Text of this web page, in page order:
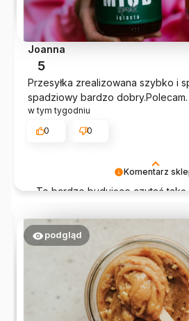
Komentarz
To bardzo budujące czytać taką
prawdziwe, naturalne produkty.
Joanna
5
Przesyłka zrealizowana szybko i
spadziowy bardzo dobry.Polecam.
w tym tygodniu
0
0
podgląd